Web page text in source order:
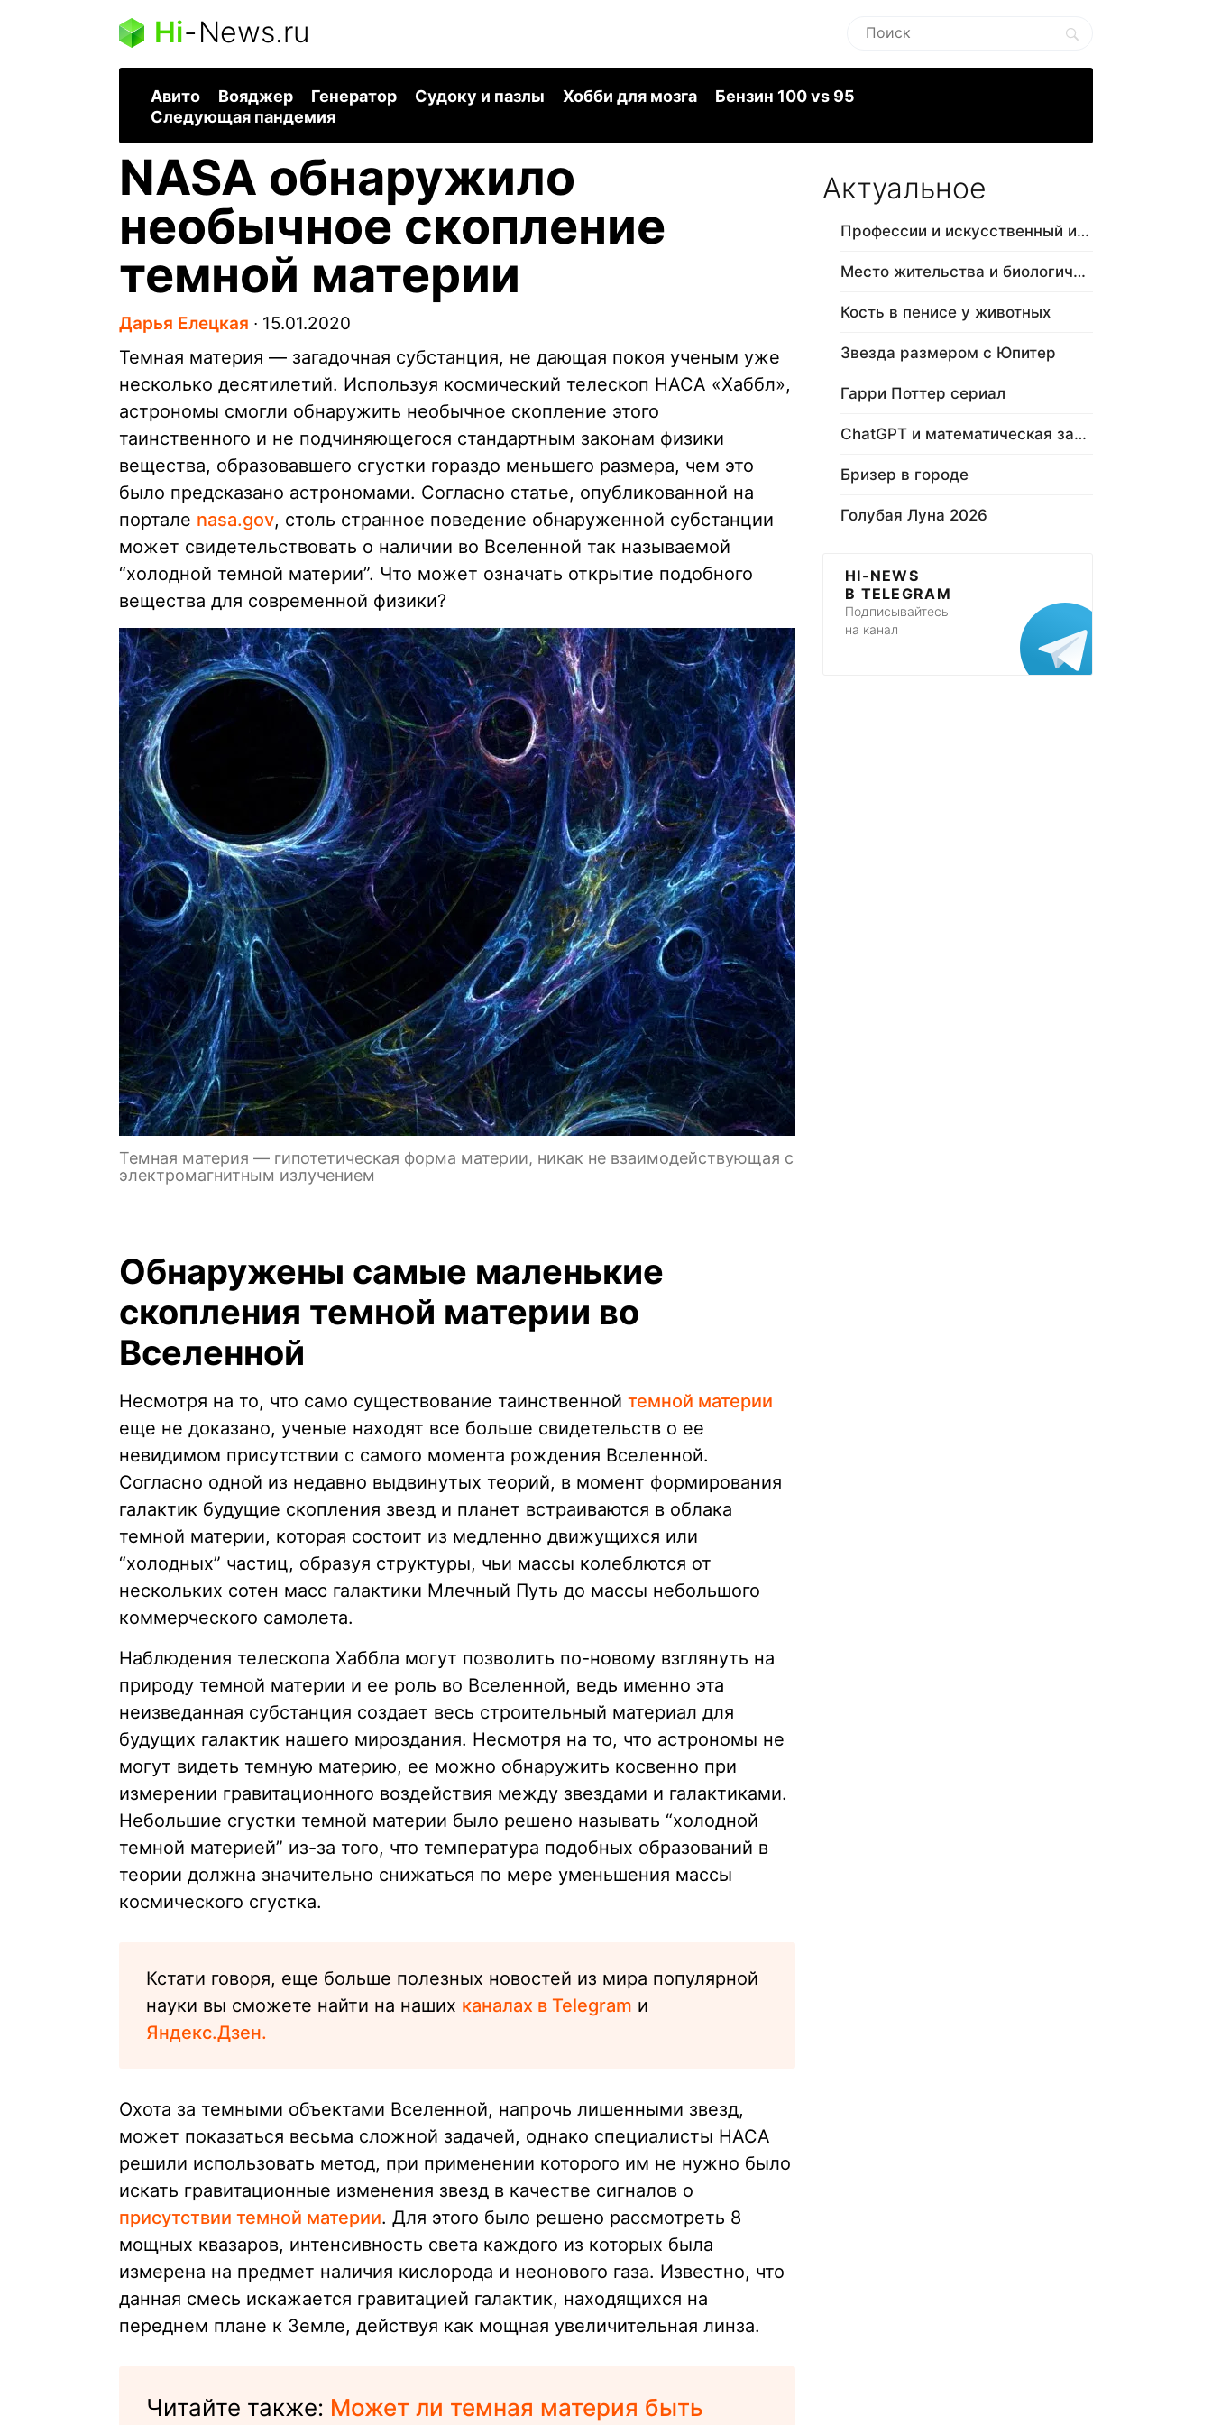
Hi-News.ru
Авито Вояджер Генератор Судоку и пазлы Хобби для мозга
Бензин 100 vs 95
Следующая пандемия
NASA обнаружило
необычное скопление
темной материи
Дарья Елецкая ∙ 15.01.2020
Темная материя — загадочная субстанция, не дающая покоя ученым уже
несколько десятилетий. Используя космический телескоп НАСА «Хаббл»,
астрономы смогли обнаружить необычное скопление этого
таинственного и не подчиняющегося стандартным законам физики
вещества, образовавшего сгустки гораздо меньшего размера, чем это
было предсказано астрономами. Согласно статье, опубликованной на
портале nasa.gov, столь странное поведение обнаруженной субстанции
может свидетельствовать о наличии во Вселенной так называемой
“холодной темной материи”. Что может означать открытие подобного
вещества для современной физики?
Темная материя — гипотетическая форма материи, никак не взаимодействующая с
электромагнитным излучением
Обнаружены самые маленькие
скопления темной материи во
Вселенной
Несмотря на то, что само существование таинственной темной материи
еще не доказано, ученые находят все больше свидетельств о ее
невидимом присутствии с самого момента рождения Вселенной.
Согласно одной из недавно выдвинутых теорий, в момент формирования
галактик будущие скопления звезд и планет встраиваются в облака
темной материи, которая состоит из медленно движущихся или
“холодных” частиц, образуя структуры, чьи массы колеблются от
нескольких сотен масс галактики Млечный Путь до массы небольшого
коммерческого самолета.
Наблюдения телескопа Хаббла могут позволить по-новому взглянуть на
природу темной материи и ее роль во Вселенной, ведь именно эта
неизведанная субстанция создает весь строительный материал для
будущих галактик нашего мироздания. Несмотря на то, что астрономы не
могут видеть темную материю, ее можно обнаружить косвенно при
измерении гравитационного воздействия между звездами и галактиками.
Небольшие сгустки темной материи было решено называть “холодной
темной материей” из-за того, что температура подобных образований в
теории должна значительно снижаться по мере уменьшения массы
космического сгустка.
Кстати говоря, еще больше полезных новостей из мира популярной
науки вы сможете найти на наших каналах в Telegram и
Яндекс.Дзен.
Охота за темными объектами Вселенной, напрочь лишенными звезд,
может показаться весьма сложной задачей, однако специалисты НАСА
решили использовать метод, при применении которого им не нужно было
искать гравитационные изменения звезд в качестве сигналов о
присутствии темной материи. Для этого было решено рассмотреть 8
мощных квазаров, интенсивность света каждого из которых была
измерена на предмет наличия кислорода и неонового газа. Известно, что
данная смесь искажается гравитацией галактик, находящихся на
переднем плане к Земле, действуя как мощная увеличительная линза.
Читайте также: Может ли темная материя быть
Актуальное
Профессии и искусственный интеллект
Место жительства и биологический в…
Кость в пенисе у животных
Звезда размером с Юпитер
Гарри Поттер сериал
ChatGPT и математическая задача
Бризер в городе
Голубая Луна 2026
HI-NEWS
В TELEGRAM
Подписывайтесь
на канал